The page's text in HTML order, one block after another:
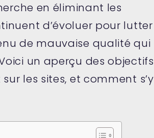
en éliminant les
d’évoluer pour lutter
de mauvaise qualité qui
un aperçu des objectifs
les sites, et comment s’y